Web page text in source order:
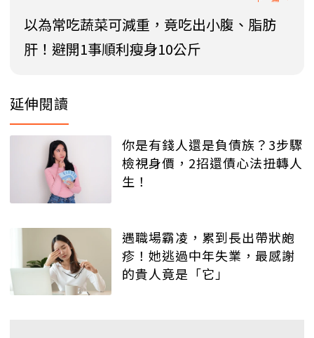
以為常吃蔬菜可減重，竟吃出小腹、脂肪
肝！避開1事順利瘦身10公斤
延伸閱讀
你是有錢人還是負債族？3步驟
檢視身價，2招還債心法扭轉人
生！
遇職場霸凌，累到長出帶狀皰
疹！她逃過中年失業，最感謝
的貴人竟是「它」